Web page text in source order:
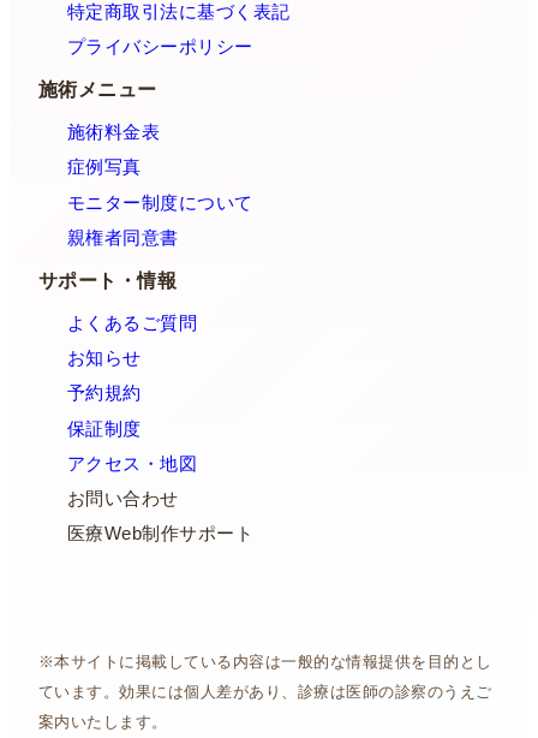
特定商取引法に基づく表記
プライバシーポリシー
施術メニュー
施術料金表
症例写真
モニター制度について
親権者同意書
サポート・情報
よくあるご質問
お知らせ
予約規約
保証制度
アクセス・地図
お問い合わせ
医療Web制作サポート
※本サイトに掲載している内容は一般的な情報提供を目的とし
ています。効果には個人差があり、診療は医師の診察のうえご
案内いたします。